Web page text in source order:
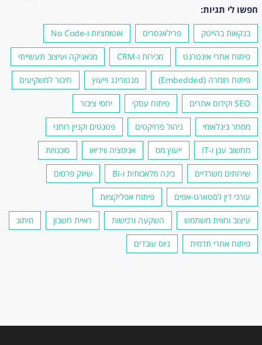
חפשו לי תגיות:
בנקאות בהייטק פרילאנסרים אוטומציות ו-No Code
פיתוח אתרי אינטרנט מכירות ו-CRM מכאניקה ועיצוב תעשייתי
פיתוח חומרה (Embedded) מנטורינג וייעוץ חיבור למשקיעים
SEO וקידום אתרים פיתוח עסקי יחסי ציבור
מסחר בינלאומי ניהול פרויקטים פטנטים וקניין רוחני
מחשוב ענן ו-IT ייעוץ מס אנימציה ווידיאו סוכנויות
שירותים משרדיים בינה מלאכותית ו-BI שיווק פרסום
עורכי דין לסטארט-אפים פיתוח אפליקציות
עיצוב וחווית משתמש השקעה ורכישות ראיית חשבון מיתוג
פיתוח אתרי תדמית גיוס עובדים